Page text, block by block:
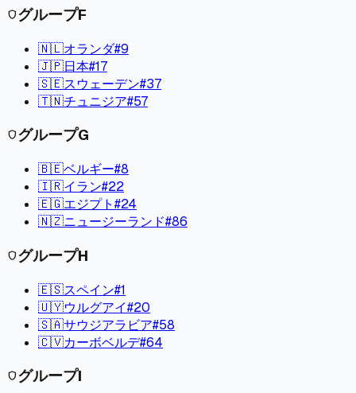
shieldグループF
🇳🇱オランダ#9
🇯🇵日本#17
🇸🇪スウェーデン#37
🇹🇳チュニジア#57
shieldグループG
🇧🇪ベルギー#8
🇮🇷イラン#22
🇪🇬エジプト#24
🇳🇿ニュージーランド#86
shieldグループH
🇪🇸スペイン#1
🇺🇾ウルグアイ#20
🇸🇦サウジアラビア#58
🇨🇻カーボベルデ#64
shieldグループI